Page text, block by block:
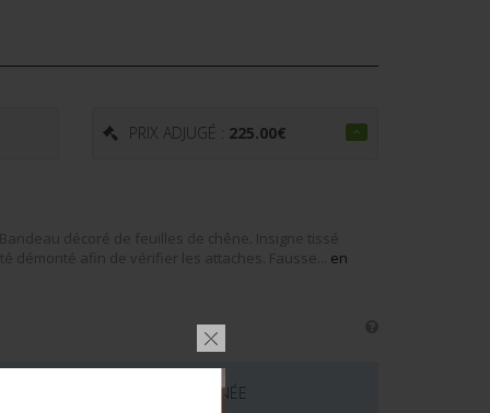
PRIX ADJUGÉ : 225.00€
décoré de feuilles de chêne. Insigne tissé
démonté afin de vérifier les attaches. Fausse... en
LOT EST MAINTENANT TERMINÉE